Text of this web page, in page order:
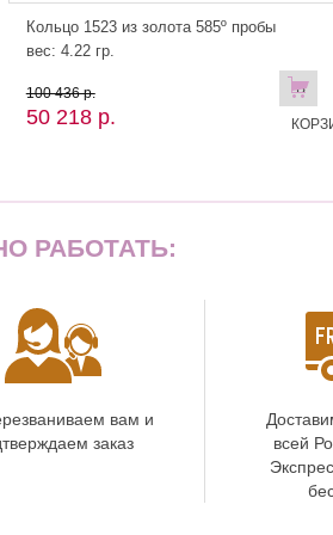
Кольцо 1523 из золота 585º пробы
вес: 4.22 гр.
100 436 р.
50 218 р.
В
РАБОТАТЬ:
вам и
заказ
всей